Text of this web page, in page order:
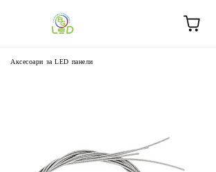
Аксесоари за LED панели